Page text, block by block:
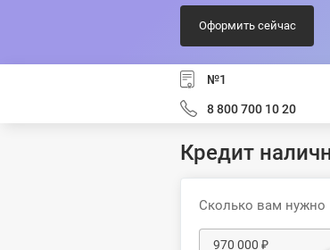
Оформить сейчас
№1
8 800 700 10 20
Кредит
Сколько вам нужно